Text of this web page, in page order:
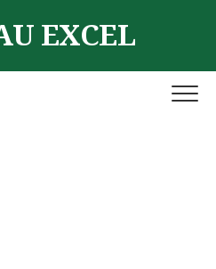
EXCEL